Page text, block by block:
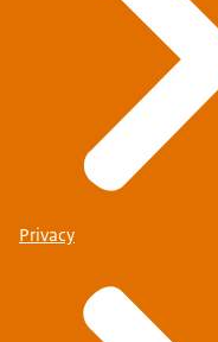
Privacy